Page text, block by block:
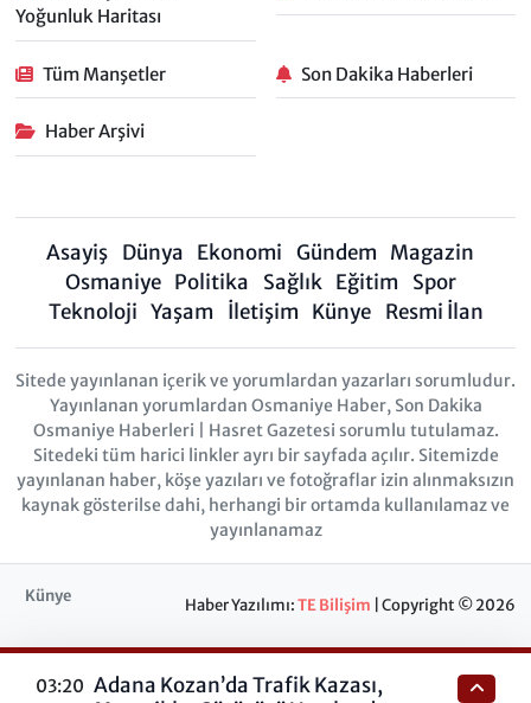
Yoğunluk Haritası
Tüm Manşetler Son Dakika Haberleri
Haber Arşivi
Asayiş Dünya Ekonomi Gündem Magazin
Osmaniye Politika Sağlık Eğitim
Spor
Teknoloji Yaşam İletişim Künye Resmi İlan
Sitede yayınlanan içerik ve yorumlardan yazarları sorumludur.
Yayınlanan yorumlardan Osmaniye Haber, Son Dakika
Osmaniye Haberleri | Hasret Gazetesi sorumlu tutulamaz.
Sitedeki tüm harici linkler ayrı bir sayfada açılır. Sitemizde
yayınlanan haber, köşe yazıları ve fotoğraflar izin alınmaksızın
kaynak gösterilse dahi, herhangi bir ortamda kullanılamaz ve
yayınlanamaz
Künye Haber Yazılımı:TE Bilişim | Copyright © 2026
03:20 Adana Kozan’da Trafik Kazası,